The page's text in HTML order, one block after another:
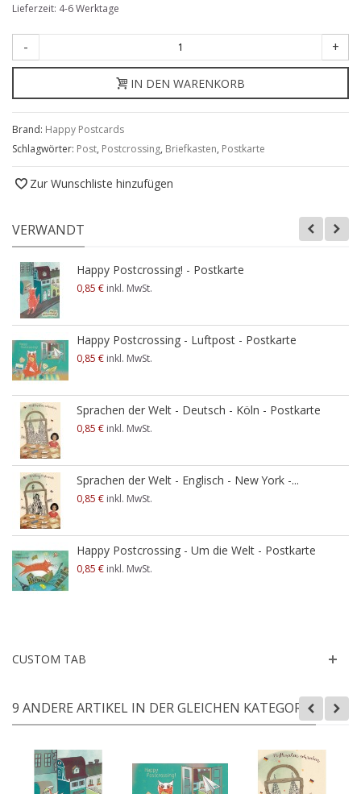
Lieferzeit: 4-6 Werktage
- +
IN DEN WARENKORB
Brand: Happy Postcards
Schlagwörter: Post, Postcrossing, Briefkasten, Postkarte
Zur Wunschliste hinzufügen
VERWANDT
Happy Postcrossing! - Postkarte
0,85 € inkl. MwSt.
Happy Postcrossing - Luftpost - Postkarte
0,85 € inkl. MwSt.
Sprachen der Welt - Deutsch - Köln - Postkarte
0,85 € inkl. MwSt.
Sprachen der Welt - Englisch - New York -...
0,85 € inkl. MwSt.
Happy Postcrossing - Um die Welt - Postkarte
0,85 € inkl. MwSt.
CUSTOM TAB
9 ANDERE ARTIKEL IN DER GLEICHEN KATEGORIE: